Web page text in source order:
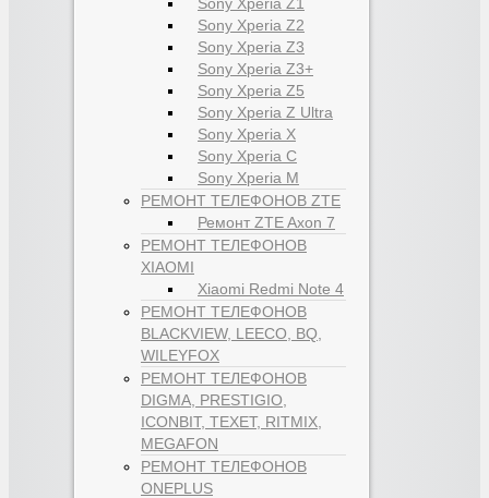
Sony Xperia Z2
Sony Xperia Z3
Sony Xperia Z3+
Sony Xperia Z5
Sony Xperia Z Ultra
Sony Xperia X
Sony Xperia C
Sony Xperia M
РЕМОНТ ТЕЛЕФОНОВ ZTE
Ремонт ZTE Axon 7
РЕМОНТ ТЕЛЕФОНОВ
XIAOMI
Xiaomi Redmi Note 4
РЕМОНТ ТЕЛЕФОНОВ
BLACKVIEW, LEECO, BQ,
WILEYFOX
РЕМОНТ ТЕЛЕФОНОВ
DIGMA, PRESTIGIO,
ICONBIT, TEXET, RITMIX,
MEGAFON
РЕМОНТ ТЕЛЕФОНОВ
ONEPLUS